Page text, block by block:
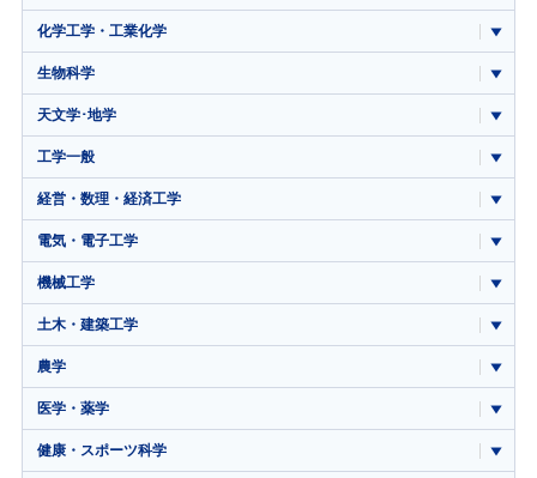
化学工学・工業化学
生物科学
天文学･地学
工学一般
経営・数理・経済工学
電気・電子工学
機械工学
土木・建築工学
農学
医学・薬学
健康・スポーツ科学